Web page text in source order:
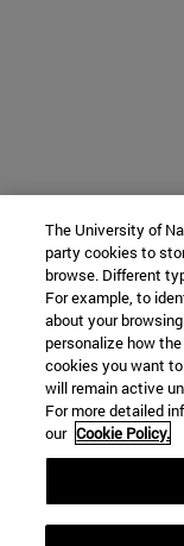
The University of
party cookies to
browse. Different
For example, to
about your
personalize how
cookies you want
will remain active
For more detailed
our Cookie Policy.